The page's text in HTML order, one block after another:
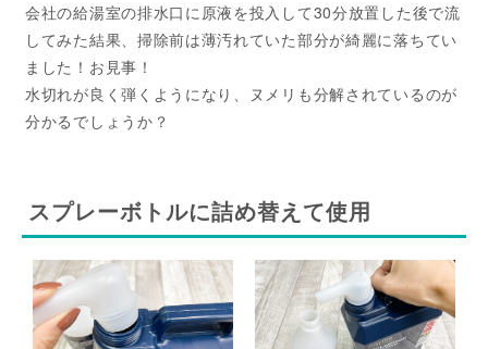
会社の給湯室の排水口に原液を投入して30分放置した後で流
してみた結果、掃除前は薄汚れていた部分が綺麗に落ちてい
ました！お見事！
水切れが良く弾くようになり、ヌメリも分解されているのが
分かるでしょうか？
スプレーボトルに詰め替えて使用